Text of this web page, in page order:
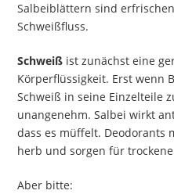
Salbeiblättern sind
Schweißfluss.
Schweiß ist zunächst eine
Körperflüssigkeit. Erst wenn
Schweiß in seine Einzelteile
unangenehm. Salbei wirkt
dass es müffelt. Deodorants
herb und sorgen für
Aber bitte: